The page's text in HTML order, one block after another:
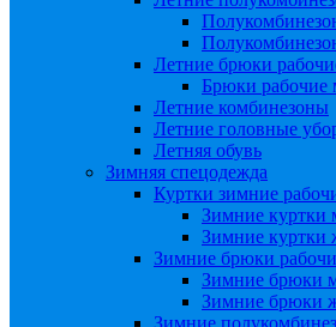
Летние брюки
Брюки рабочие
Летние комбинезоны
Летние головные
Летняя обувь
Зимняя спецодежда
Куртки зимние
Зимние куртки
Зимние куртки
Зимние брюки
Зимние брюки
Зимние брюки
Зимние